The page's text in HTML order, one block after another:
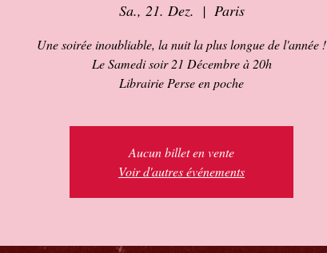
Sa., 21. Dez.
  |
Paris
Une soirée inoubliable, la nuit la plus longue de l'année !
Le Samedi soir 21 Décembre à 20h
Aucun billet en vente
Voir d'autres événements